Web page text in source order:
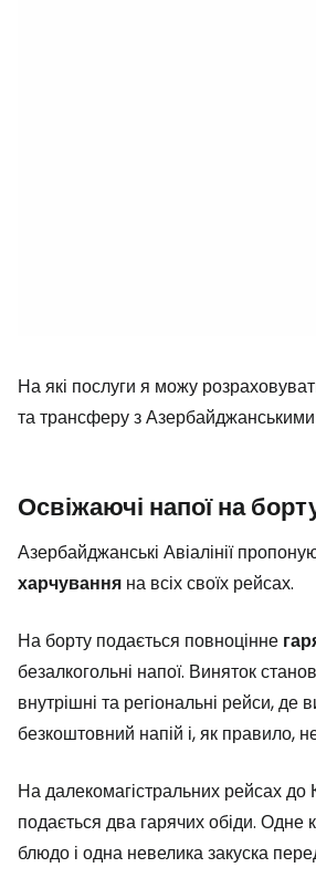
На які послуги я можу
та трансферу з Азербайджанськими
Освіжаючі напої на
Азербайджанські Авіалінії
харчування на всіх своїх рейсах.
На борту подається повноцінне
безалкогольні напої. Виняток
внутрішні та регіональні рейси, де
безкоштовний напій і, як правило,
На далекомагістральних рейсах
подається два гарячих обіди. Одне
блюдо і одна невелика закуска